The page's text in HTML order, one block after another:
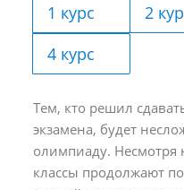
1 курс
2
4 курс
Тем, кто решил
экзамена, будет
олимпиаду. Несмотря
классы продолжают